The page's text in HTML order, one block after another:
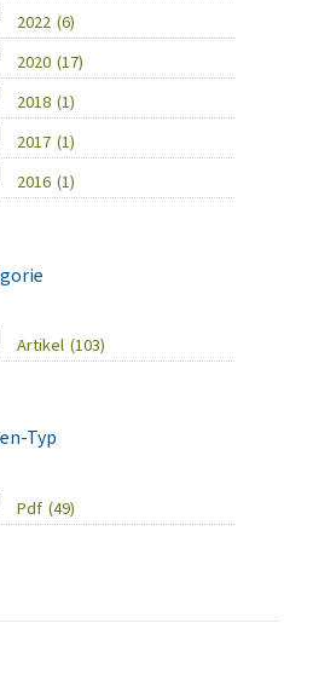
2022 (6)
2020 (17)
2018 (1)
2017 (1)
2016 (1)
Artikel (103)
Typ
Pdf (49)